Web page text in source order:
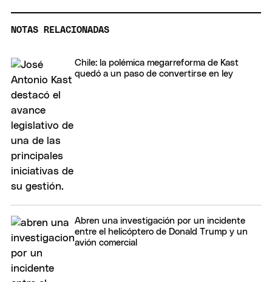
NOTAS RELACIONADAS
Chile: la polémica megarreforma de Kast
quedó a un paso de convertirse en ley
Abren una investigación por un incidente
entre el helicóptero de Donald Trump y un
avión comercial